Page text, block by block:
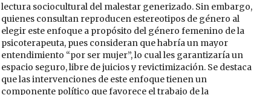
lectura sociocultural del malestar generizado. Sin embargo,
quienes consultan reproducen estereotipos de género al
elegir este enfoque a propósito del género femenino de la
psicoterapeuta, pues consideran que habría un mayor
entendimiento “por ser mujer”, lo cual les garantizaría un
espacio seguro, libre de juicios y revictimización. Se destaca
que las intervenciones de este enfoque tienen un
componente político que favorece el trabajo de la